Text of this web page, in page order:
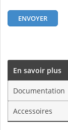
En savoir plus
Documentation
Accessoires